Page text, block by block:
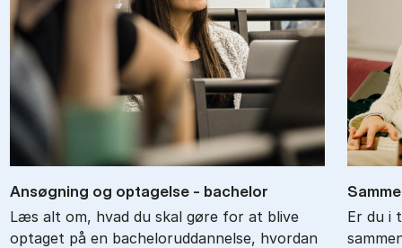
An­søg­ning og op­ta­gel­se - ba­chel­or
Læs alt om, hvad du skal gøre for at blive
optaget på en bacheloruddannelse, hvordan
Er du i